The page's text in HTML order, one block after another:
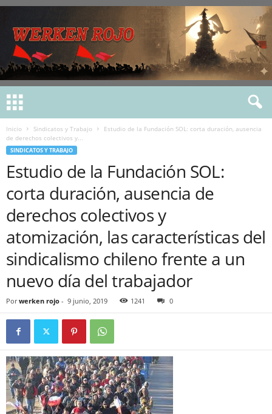
Inicio Sindicatos y Trabajo
Estudio de la Fundación SOL: corta duración, ausencia
de derechos colectivos y...
SINDICATOS Y TRABAJO
Estudio de la Fundación SOL:
corta duración, ausencia de
derechos colectivos y
atomización, las características del
sindicalismo chileno frente a un
nuevo día del trabajador
Por werken rojo - 9 junio, 2019 1241 0